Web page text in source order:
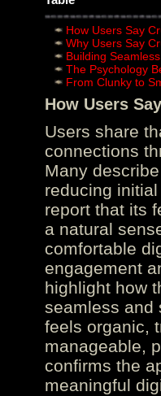
How Users Say
Why Users Say
Building
The Psychology
From Clunky to
How Users
Users share
connections
Many
reducing
report that its
a natural
comfortable
engagement
highlight how
seamless and
feels organic,
manageable,
confirms the
meaningful